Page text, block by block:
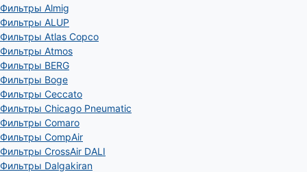
Фильтры Almig
Фильтры ALUP
Фильтры Atlas Copco
Фильтры Atmos
Фильтры BERG
Фильтры Boge
Фильтры Ceccato
Фильтры Chicago Pneumatic
Фильтры Comaro
Фильтры CompAir
Фильтры CrossAir DALI
Фильтры Dalgakiran